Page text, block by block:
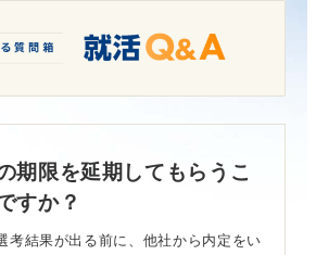
期限を延期してもらうこ
すか？
考結果が出る前に、他社から内定をい